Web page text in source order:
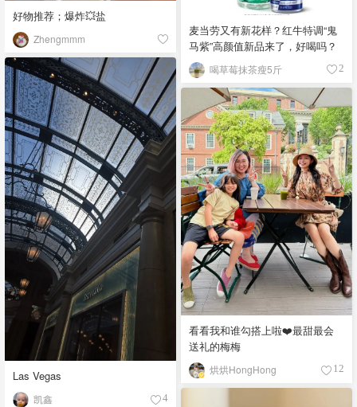
好物推荐；爆炸💥盐
Zhengmmm
麦当劳又有新花样？红牛特调“鬼
马紫”高颜值新品来了，好喝吗？
喝草莓抹茶瘦5斤 2
Las Vegas
凯鑫 4
看看我和谁勾搭上啦❤️最甜最会
送礼的梅梅
烘烘HongHong 12